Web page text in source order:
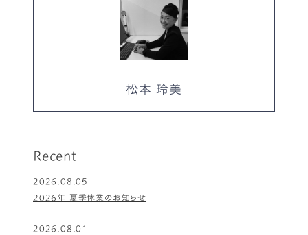
松本 玲美
Recent
2026.08.05
2026年 夏季休業のお知らせ
2026.08.01